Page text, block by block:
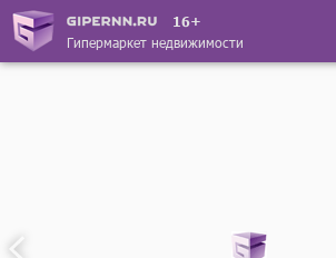
16+
Гипермаркет недвижимости